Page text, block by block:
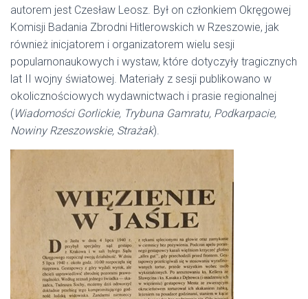
autorem jest Czesław Leosz. Był on członkiem Okręgowej
Komisji Badania Zbrodni Hitlerowskich w Rzeszowie, jak
również inicjatorem i organizatorem wielu sesji
popularnonaukowych i wystaw, które dotyczyły tragicznych
lat II wojny światowej. Materiały z sesji publikowano w
okolicznościowych wydawnictwach i prasie regionalnej
(Wiadomości Gorlickie, Trybuna Gamratu, Podkarpacie,
Nowiny Rzeszowskie, Strażak).